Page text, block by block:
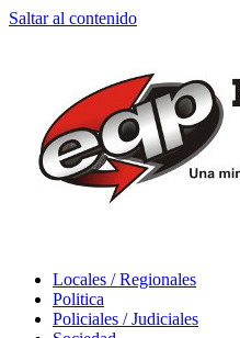
Saltar al contenido
Locales / Regionales
Politica
Policiales / Judiciales